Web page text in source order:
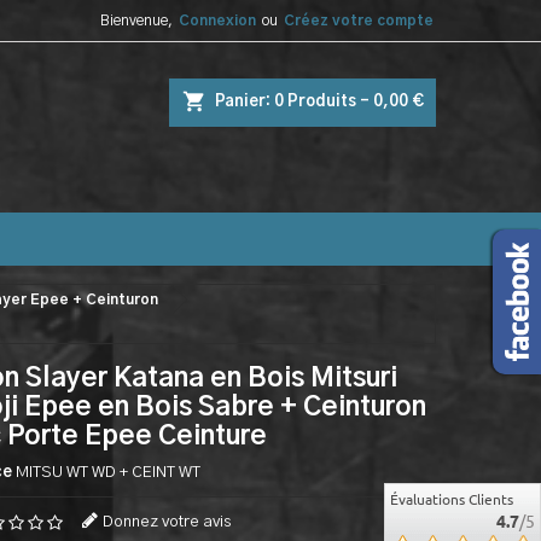
Bienvenue, Connexion ou Créez votre compte
shopping_cart Panier: 0 Produits - 0,00 €
Epee + Ceinturon
Slayer Katana en Bois Mitsuri
Epee en Bois Sabre + Ceinturon
Porte Epee Ceinture
MITSU WT WD + CEINT WT
Donnez votre avis
Évaluations Clients
4.7/5